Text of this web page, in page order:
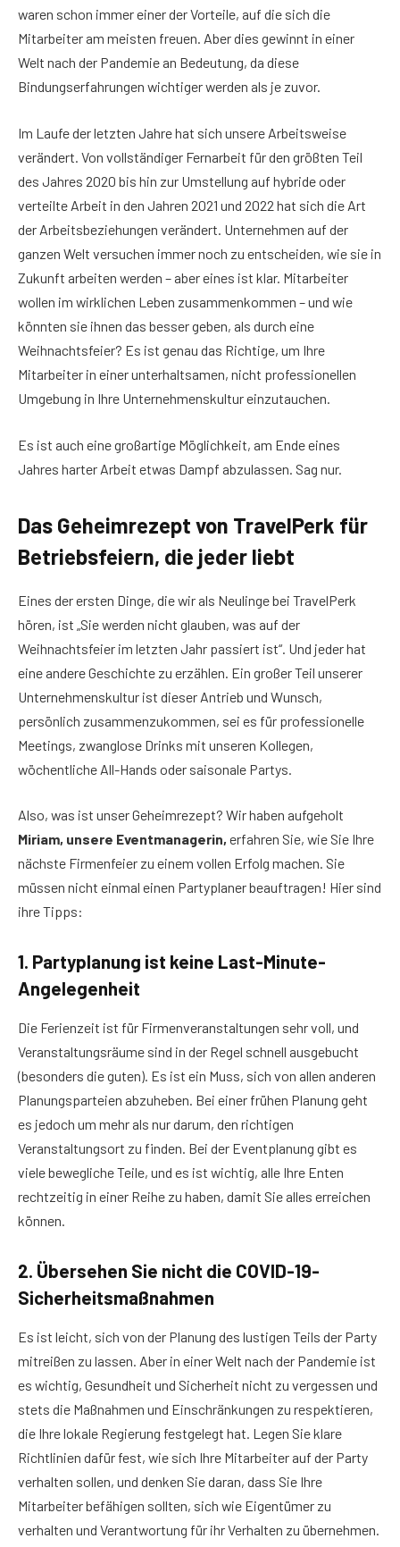
waren schon immer einer der Vorteile, auf die sich die
Mitarbeiter am meisten freuen. Aber dies gewinnt in einer
Welt nach der Pandemie an Bedeutung, da diese
Bindungserfahrungen wichtiger werden als je zuvor.
Im Laufe der letzten Jahre hat sich unsere Arbeitsweise
verändert. Von vollständiger Fernarbeit für den größten Teil
des Jahres 2020 bis hin zur Umstellung auf hybride oder
verteilte Arbeit in den Jahren 2021 und 2022 hat sich die Art
der Arbeitsbeziehungen verändert. Unternehmen auf der
ganzen Welt versuchen immer noch zu entscheiden, wie sie in
Zukunft arbeiten werden – aber eines ist klar. Mitarbeiter
wollen im wirklichen Leben zusammenkommen – und wie
könnten sie ihnen das besser geben, als durch eine
Weihnachtsfeier? Es ist genau das Richtige, um Ihre
Mitarbeiter in einer unterhaltsamen, nicht professionellen
Umgebung in Ihre Unternehmenskultur einzutauchen.
Es ist auch eine großartige Möglichkeit, am Ende eines
Jahres harter Arbeit etwas Dampf abzulassen. Sag nur.
Das Geheimrezept von TravelPerk für
Betriebsfeiern, die jeder liebt
Eines der ersten Dinge, die wir als Neulinge bei TravelPerk
hören, ist „Sie werden nicht glauben, was auf der
Weihnachtsfeier im letzten Jahr passiert ist“. Und jeder hat
eine andere Geschichte zu erzählen. Ein großer Teil unserer
Unternehmenskultur ist dieser Antrieb und Wunsch,
persönlich zusammenzukommen, sei es für professionelle
Meetings, zwanglose Drinks mit unseren Kollegen,
wöchentliche All-Hands oder saisonale Partys.
Also, was ist unser Geheimrezept? Wir haben aufgeholt
Miriam, unsere Eventmanagerin, erfahren Sie, wie Sie Ihre
nächste Firmenfeier zu einem vollen Erfolg machen. Sie
müssen nicht einmal einen Partyplaner beauftragen! Hier sind
ihre Tipps:
1. Partyplanung ist keine Last-Minute-
Angelegenheit
Die Ferienzeit ist für Firmenveranstaltungen sehr voll, und
Veranstaltungsräume sind in der Regel schnell ausgebucht
(besonders die guten). Es ist ein Muss, sich von allen anderen
Planungsparteien abzuheben. Bei einer frühen Planung geht
es jedoch um mehr als nur darum, den richtigen
Veranstaltungsort zu finden. Bei der Eventplanung gibt es
viele bewegliche Teile, und es ist wichtig, alle Ihre Enten
rechtzeitig in einer Reihe zu haben, damit Sie alles erreichen
können.
2. Übersehen Sie nicht die COVID-19-
Sicherheitsmaßnahmen
Es ist leicht, sich von der Planung des lustigen Teils der Party
mitreißen zu lassen. Aber in einer Welt nach der Pandemie ist
es wichtig, Gesundheit und Sicherheit nicht zu vergessen und
stets die Maßnahmen und Einschränkungen zu respektieren,
die Ihre lokale Regierung festgelegt hat. Legen Sie klare
Richtlinien dafür fest, wie sich Ihre Mitarbeiter auf der Party
verhalten sollen, und denken Sie daran, dass Sie Ihre
Mitarbeiter befähigen sollten, sich wie Eigentümer zu
verhalten und Verantwortung für ihr Verhalten zu übernehmen.